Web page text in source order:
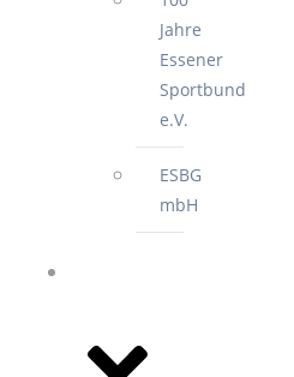
Jahre
Essener
Sportbund
e.V.
ESBG
mbH